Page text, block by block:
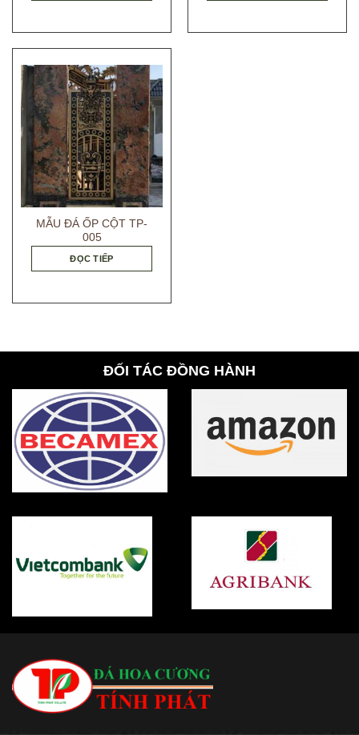
MẪU ĐÁ ỐP CỘT TP-
005
ĐỌC TIẾP
ĐỐI TÁC ĐỒNG HÀNH